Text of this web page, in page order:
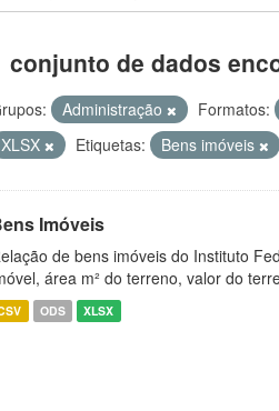
conjunto de dados
Administração Formatos:
XLSX
Etiquetas: Bens imóveis
Imóveis
de bens imóveis do Instituto
área m² do terreno, valor do
ODS XLSX